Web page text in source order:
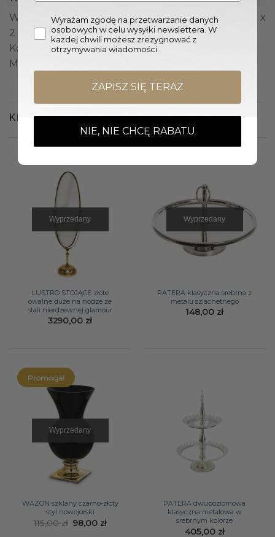
Wymiary lustra ściennego (W. x Sz. x Gr.): 120 x 76,3 x
2 cm
Kolor lustra ściennego: Złoto
Materiał: Metal, MDF, Szkło
KLIENCI OGLĄDALI RÓWNIEŻ
Wyprzedany
LUSTRO STOJĄCE złote
owalne duże na nodze ze
stali nierdzewnej glamour
3290,00 zł
Wyprzedany
PATERA klasyczna srebrna z
metalu szlachetnego
148,00 zł
Promocja!
Wyprzedany
WAZON szklany czarno-złoty
styl nowojorski
115,00zł Pierwotna
cena
98,00 złAktualna
PATERA dwupoziomowa
klasyczna metalowa w
srebrnym kolorze
405,00 zł
Wyrażam zgodę na przetwarzanie danych
osobowych w celu wysyłki newslettera. W
każdej chwili możesz zrezygnować z
otrzymywania wiadomości.
ZAPISZ SIĘ TERAZ
NIE, NIE CHCĘ RABATU